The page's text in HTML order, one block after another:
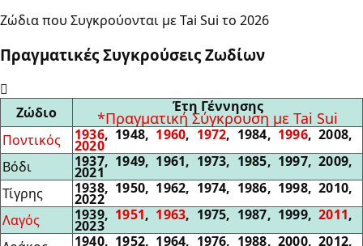
Ζώδια που Συγκρούονται με Tai Sui το 2026
Πραγματικές Συγκρούσεις Ζωδίων
Ζώδιο Έτη Γέννησης
*Πραγματική Σύγκρουση με Tai Sui
Ποντικός 1936, 1948, 1960, 1972, 1984, 1996, 2008,
2020
Βόδι
1937, 1949, 1961, 1973, 1985, 1997, 2009,
2021
Τίγρης
1938, 1950, 1962, 1974, 1986, 1998, 2010,
2022
Λαγός
1939, 1951, 1963, 1975, 1987, 1999,2011,
2023
1940, 1952, 1964, 1976, 1988, 2000, 2012,